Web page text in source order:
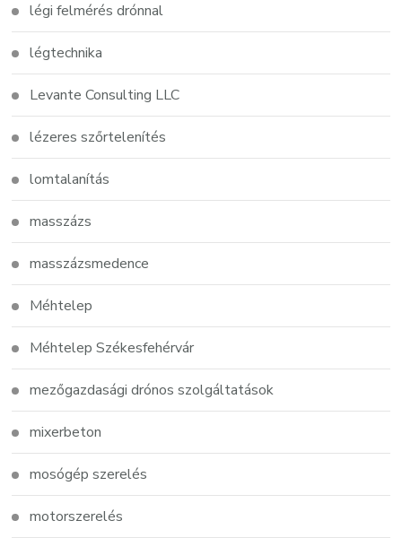
légi felmérés drónnal
légtechnika
Levante Consulting LLC
lézeres szőrtelenítés
lomtalanítás
masszázs
masszázsmedence
Méhtelep
Méhtelep Székesfehérvár
mezőgazdasági drónos szolgáltatások
mixerbeton
mosógép szerelés
motorszerelés